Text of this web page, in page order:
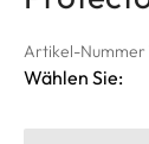
Artikel-Nummer
Wählen Sie: